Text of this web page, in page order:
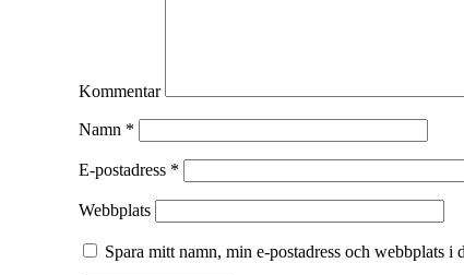
Kommentar
Namn *
E-postadress *
Webbplats
Spara mitt namn, min e-postadress och webbplats